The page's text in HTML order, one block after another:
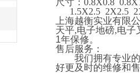
尺寸： 0.8X0.8
1.5X2.5 2X2.5
上海越衡实业有限
天平,电子地磅,电子
1年保修。
售后服务：
我们拥有专业的
好更及时的维修和